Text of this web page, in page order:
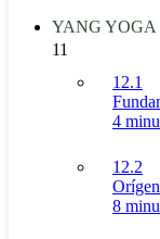
YANG YOGA
11
12.1
4
12.2
8